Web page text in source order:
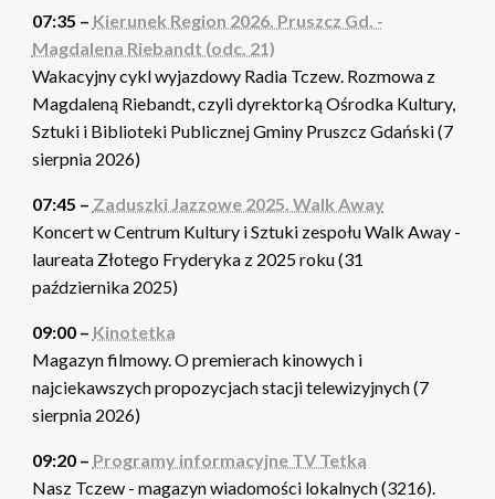
07:35 – Kierunek Region 2026. Pruszcz Gd. -
Magdalena Riebandt (odc. 21)
Wakacyjny cykl wyjazdowy Radia Tczew. Rozmowa z
Magdaleną Riebandt, czyli dyrektorką Ośrodka Kultury,
Sztuki i Biblioteki Publicznej Gminy Pruszcz Gdański (7
sierpnia 2026)
07:45 – Zaduszki Jazzowe 2025. Walk Away
Koncert w Centrum Kultury i Sztuki zespołu Walk Away -
laureata Złotego Fryderyka z 2025 roku (31
października 2025)
09:00 – Kinotetka
Magazyn filmowy. O premierach kinowych i
najciekawszych propozycjach stacji telewizyjnych (7
sierpnia 2026)
09:20 – Programy informacyjne TV Tetka
Nasz Tczew - magazyn wiadomości lokalnych (3216).